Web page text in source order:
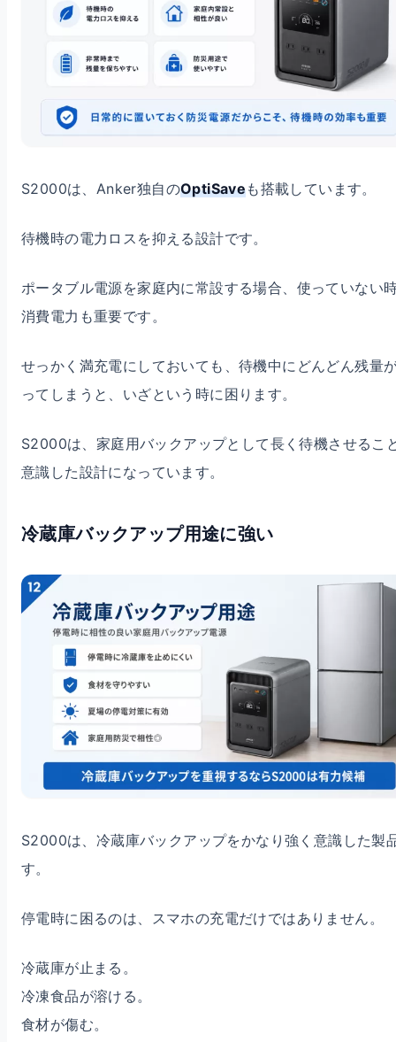
S2000は、Anker独自のOptiSaveも搭載しています。
待機時の電力ロスを抑える設計です。
ポータブル電源を家庭内に常設する場合、使っていない
消費電力も重要です。
せっかく満充電にしておいても、待機中にどんどん残量
ってしまうと、いざという時に困ります。
S2000は、家庭用バックアップとして長く待機させるこ
意識した設計になっています。
冷蔵庫バックアップ用途に強い
S2000は、冷蔵庫バックアップをかなり強く意識した製
す。
停電時に困るのは、スマホの充電だけではありません。
冷蔵庫が止まる。
冷凍食品が溶ける。
食材が傷む。